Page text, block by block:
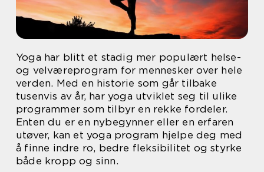
Yoga har blitt et stadig mer populært helse-
og velværeprogram for mennesker over hele
verden. Med en historie som går tilbake
tusenvis av år, har yoga utviklet seg til ulike
programmer som tilbyr en rekke fordeler.
Enten du er en nybegynner eller en erfaren
utøver, kan et yoga program hjelpe deg med
å finne indre ro, bedre fleksibilitet og styrke
både kropp og sinn.